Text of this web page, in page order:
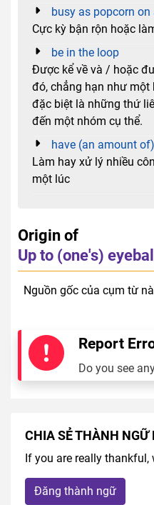
busy as popcorn on
Cực kỳ bận rộn hoặc
be in the loop
Được kể về và / hoặc
đó, chẳng hạn như một
đặc biệt là những thứ
đến một nhóm cụ thể.
have (an amount
Làm hay xử lý nhiều
một lúc
Origin of
Up to (one's)
Nguồn gốc của cụm từ
Report
Do you see
CHIA SẺ THÀNH NGỮ
If you are really thankful,
Đăng thành ngữ